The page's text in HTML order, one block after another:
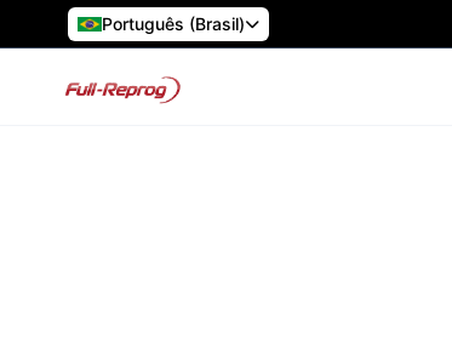
Português (Brasil)